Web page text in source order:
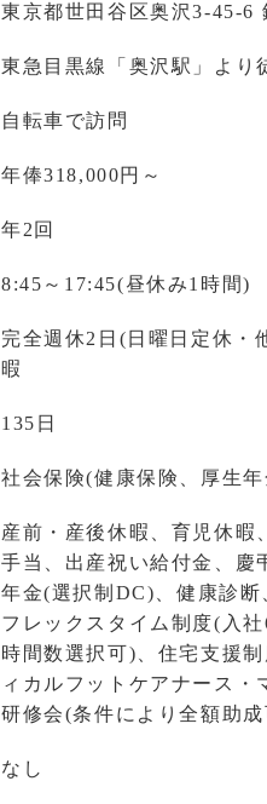
東京都世田谷区奥沢3-45-6
東急目黒線「奥沢駅」より
自転車で訪問
年俸318,000円～
年2回
8:45～17:45(昼休み1時間)
完全週休2日(日曜日定休・
暇
135日
社会保険(健康保険、厚生
産前・産後休暇、育児休暇
手当、出産祝い給付金、慶
年金(選択制DC)、健康診断
フレックスタイム制度(入
時間数選択可)、住宅支援
ィカルフットケアナース
研修会(条件により全額助
なし